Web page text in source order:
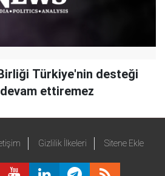
Türkiye'nin desteği
devam ettiremez
Gizlilik İlkeleri Sitene Ekle